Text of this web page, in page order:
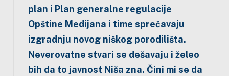
plan i Plan generalne regulacije
Opštine Medijana i time sprečavaju
izgradnju novog niškog porodilišta.
Neverovatne stvari se dešavaju i želeo
bih da to javnost Niša zna. Čini mi se da